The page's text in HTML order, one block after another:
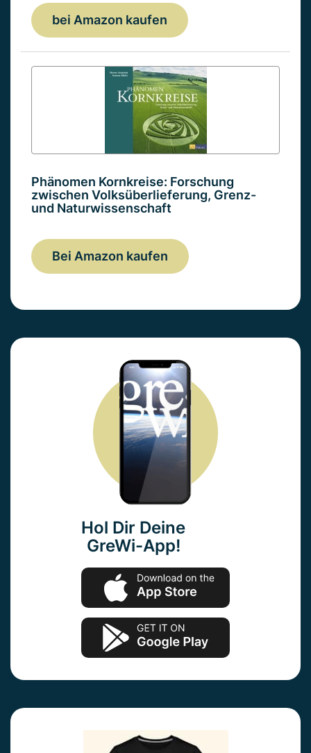
bei Amazon kaufen
Phänomen Kornkreise: Forschung
zwischen Volksüberlieferung, Grenz-
und Naturwissenschaft
Bei Amazon kaufen
Hol Dir Deine
GreWi-App!